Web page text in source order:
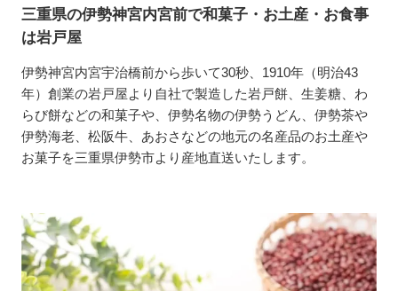
三重県の伊勢神宮内宮前で和菓子・お土産・お食事
は岩戸屋
伊勢神宮内宮宇治橋前から歩いて30秒、1910年（明治43
年）創業の岩戸屋より自社で製造した岩戸餅、生姜糖、わ
らび餅などの和菓子や、伊勢名物の伊勢うどん、伊勢茶や
伊勢海老、松阪牛、あおさなどの地元の名産品のお土産や
お菓子を三重県伊勢市より産地直送いたします。